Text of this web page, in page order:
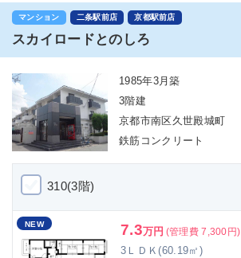
マンション 二条駅前店 京都駅前店
スカイロードとのしろ
1985年3月築
3階建
京都市南区久世殿城町
鉄筋コンクリート
310(3階)
NEW 7.3万円 (管理費 7,300円)
3ＬＤＫ(60.19㎡)